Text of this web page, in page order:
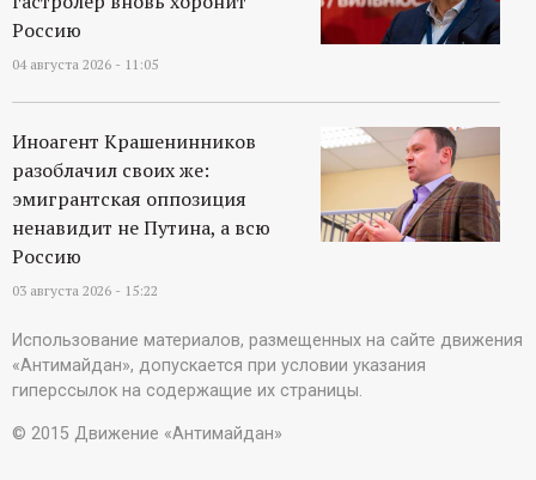
Россию
04 августа 2026 - 11:05
Иноагент Крашенинников
разоблачил своих же:
эмигрантская оппозиция
ненавидит не Путина, а всю
Россию
03 августа 2026 - 15:22
Использование материалов, размещенных на сайте движения
«Антимайдан», допускается при условии указания
гиперссылок на содержащие их страницы.
© 2015 Движение «Антимайдан»